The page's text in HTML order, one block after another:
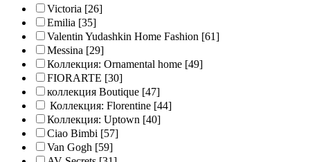
Victoria [26]
Emilia [35]
Valentin Yudashkin Home Fashion [61]
Messina [29]
Коллекция: Ornamental home [49]
FIORARTE [30]
коллекция Boutique [47]
Коллекция: Florentine [44]
Коллекция: Uptown [40]
Ciao Bimbi [57]
Van Gogh [59]